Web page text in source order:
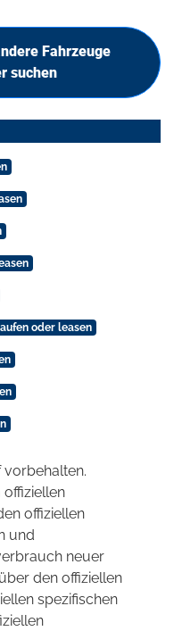
Fahrzeuge
suchen
oder leasen
vorbehalten.
offiziellen
offiziellen
und
neuer
den offiziellen
spezifischen